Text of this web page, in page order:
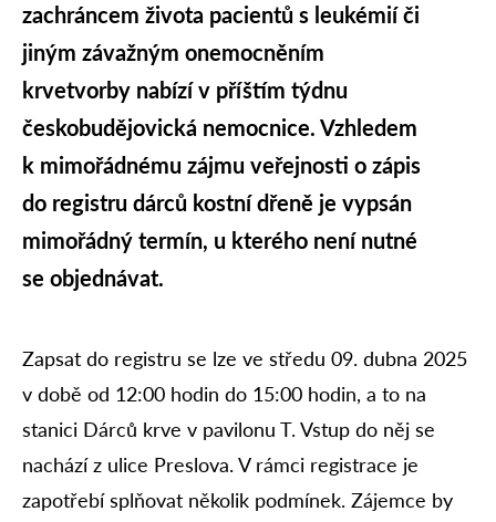
zachráncem života pacientů s leukémií či
jiným závažným onemocněním
krvetvorby nabízí v příštím týdnu
českobudějovická nemocnice. Vzhledem
k mimořádnému zájmu veřejnosti o zápis
do registru dárců kostní dřeně je vypsán
mimořádný termín, u kterého není nutné
se objednávat.
Zapsat do registru se lze ve středu 09. dubna 2025
v době od 12:00 hodin do 15:00 hodin, a to na
stanici Dárců krve v pavilonu T. Vstup do něj se
nachází z ulice Preslova. V rámci registrace je
zapotřebí splňovat několik podmínek. Zájemce by